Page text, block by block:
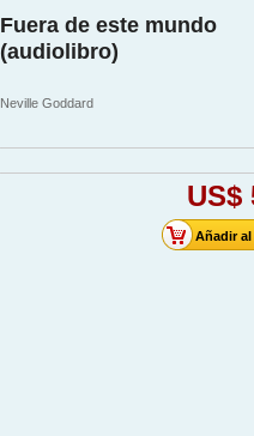
Fuera de este mundo
(audiolibro)
Neville Goddard
US$